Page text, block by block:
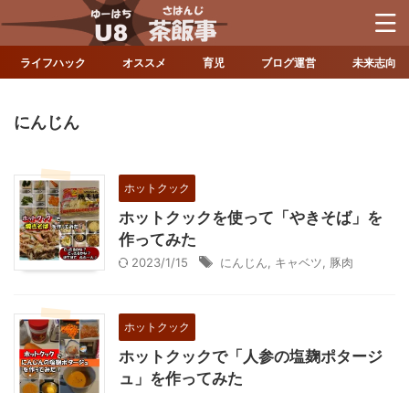
ライフハック オススメ 育児 ブログ運営 未来志向
にんじん
ホットクック
ホットクックを使って「やきそば」を
作ってみた
2023/1/15 にんじん キャベツ 豚肉
ホットクック
ホットクックで「人参の塩麹ポタージ
ュ」を作ってみた